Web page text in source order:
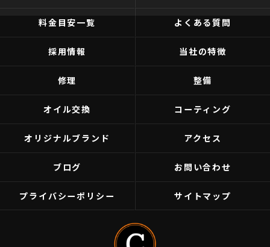
料金目安一覧 よくある質問
採用情報 当社の特徴
修理 整備
オイル交換 コーティング
オリジナルブランド アクセス
ブログ お問い合わせ
プライバシーポリシー サイトマップ